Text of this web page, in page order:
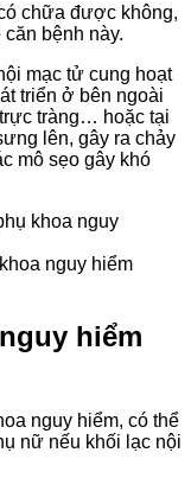
chữa được không,
bệnh này.
mạc tử cung hoạt
triển ở bên ngoài
tràng… hoặc tại
lên, gây ra chảy
mô sẹo gây khó
nguy hiểm
hiểm
nguy hiểm, có thể
nữ nếu khối lạc nội